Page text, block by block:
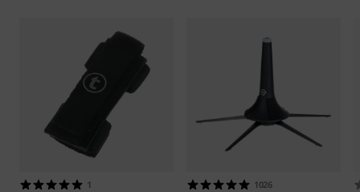
1 1026